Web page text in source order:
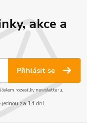
akce a
Přihlásit se
rozesílky newsletteru.
za 14 dní.